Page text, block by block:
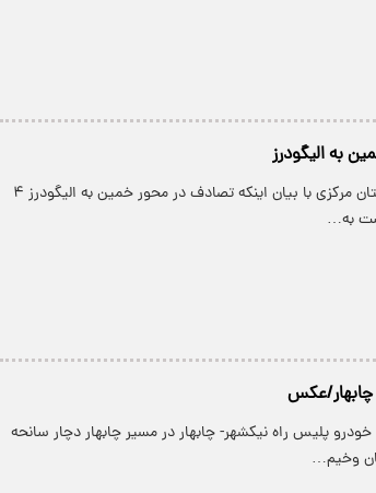
به الیگودرز
پارسینه: رئیس پلیس راه استان مرکزی با بیان اینکه تصادف در محور خمین به الیگودرز ۴
عکس
خودرو پلیس راه نیکشهر- چابهار در مسیر چابهار دچار سانحه
وخیم…